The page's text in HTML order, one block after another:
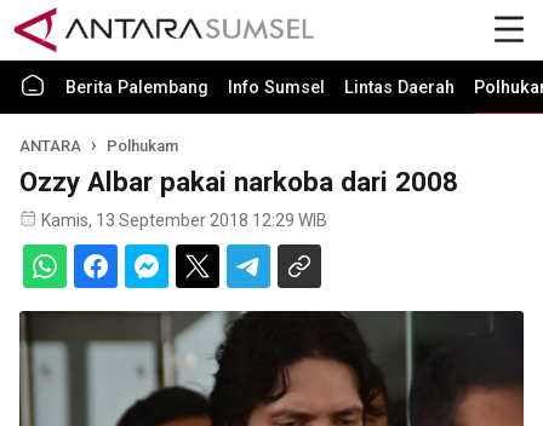
Berita Palembang Info Sumsel Lintas Daerah
ANTARA Polhukam
Ozzy Albar pakai narkoba dari 2008
Kamis, 13 September 2018 12:29 WIB